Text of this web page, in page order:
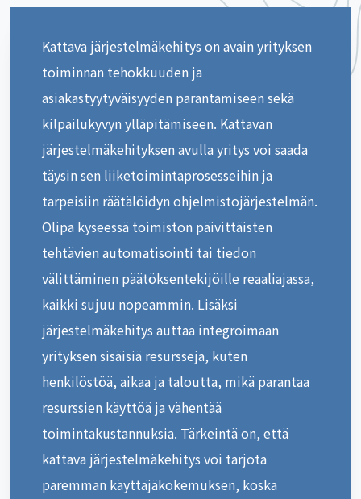
Kattava järjestelmäkehitys on avain yrityksen
toiminnan tehokkuuden ja
asiakastyytyväisyyden parantamiseen sekä
kilpailukyvyn ylläpitämiseen. Kattavan
järjestelmäkehityksen avulla yritys voi saada
täysin sen liiketoimintaprosesseihin ja
tarpeisiin räätälöidyn ohjelmistojärjestelmän.
Olipa kyseessä toimiston päivittäisten
tehtävien automatisointi tai tiedon
välittäminen päätöksentekijöille reaaliajassa,
kaikki sujuu nopeammin. Lisäksi
järjestelmäkehitys auttaa integroimaan
yrityksen sisäisiä resursseja, kuten
henkilöstöä, aikaa ja taloutta, mikä parantaa
resurssien käyttöä ja vähentää
toimintakustannuksia. Tärkeintä on, että
kattava järjestelmäkehitys voi tarjota
paremman käyttäjäkokemuksen, koska